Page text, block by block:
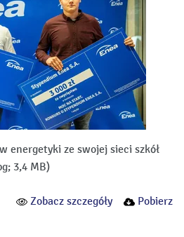
energetyki ze swojej sieci szkół
3,4 MB)
Zobacz szczegóły Pobierz